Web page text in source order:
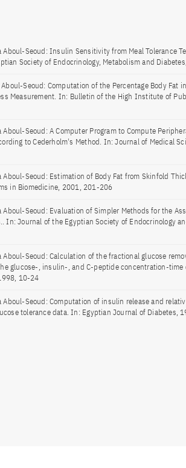
Seoud: Insulin Sensitivity from Meal Tolerance
Society of Endocrinology, Metabolism and
Seoud: Computation of the Percentage Body Fat
Measurement. In: Bulletin of the High Institute of
Seoud: A Computer Program to Compute
to Cederholm's Method. In: Journal of Medical
Seoud: Estimation of Body Fat from Skinfold
in Biomedicine, 2001, 201-206
Seoud: Evaluation of Simpler Methods for the
In: Journal of the Egyptian Society of Endocrinology
Seoud: Calculation of the fractional glucose
glucose-, insulin-, and C-peptide concentration-time
10-24
Aboul-Seoud: Computation of insulin release and
tolerance data. In: Egyptian Journal of Diabetes,